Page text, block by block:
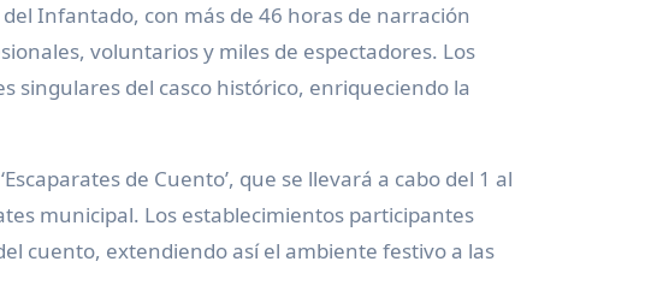
Infantado, con más de 46 horas de narración
voluntarios y miles de espectadores. Los
singulares del casco histórico, enriqueciendo la
de Cuento’, que se llevará a cabo del 1 al
municipal. Los establecimientos participantes
cuento, extendiendo así el ambiente festivo a las